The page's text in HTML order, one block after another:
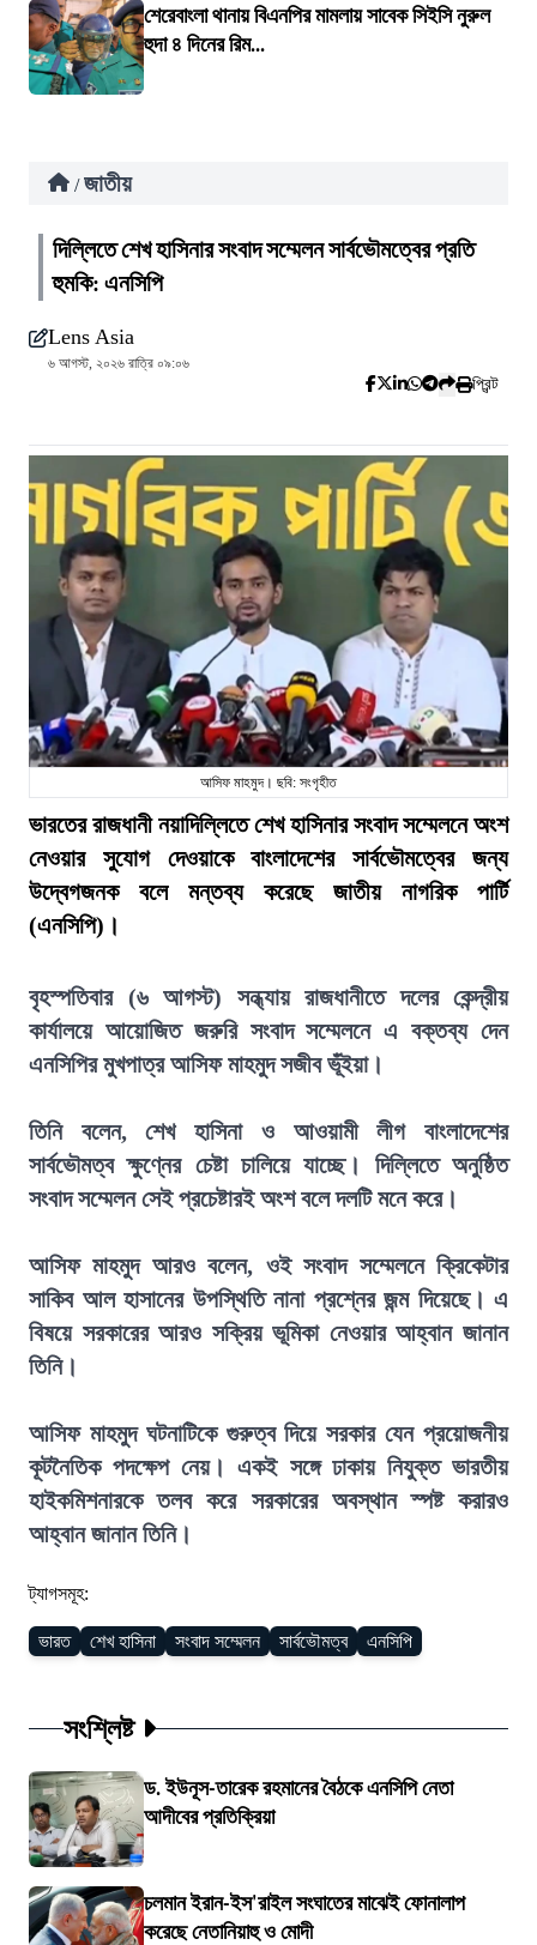
শেরেবাংলা থানায় বিএনপির মামলায় সাবেক সিইসি নুরুল
হুদা ৪ দিনের রিম...
/ জাতীয়
দিল্লিতে শেখ হাসিনার সংবাদ সম্মেলন সার্বভৌমত্বের প্রতি
হুমকি: এনসিপি
Lens Asia
৬ আগস্ট, ২০২৬ রাত্রি ০৯:০৬
প্রিন্ট
আসিফ মাহমুদ। ছবি: সংগৃহীত
ভারতের রাজধানী নয়াদিল্লিতে শেখ হাসিনার সংবাদ সম্মেলনে অংশ
নেওয়ার সুযোগ দেওয়াকে বাংলাদেশের সার্বভৌমত্বের জন্য
উদ্বেগজনক বলে মন্তব্য করেছে জাতীয় নাগরিক পার্টি
(এনসিপি)।
বৃহস্পতিবার (৬ আগস্ট) সন্ধ্যায় রাজধানীতে দলের কেন্দ্রীয়
কার্যালয়ে আয়োজিত জরুরি সংবাদ সম্মেলনে এ বক্তব্য দেন
এনসিপির মুখপাত্র আসিফ মাহমুদ সজীব ভূঁইয়া।
তিনি বলেন, শেখ হাসিনা ও আওয়ামী লীগ বাংলাদেশের
সার্বভৌমত্ব ক্ষুণ্নের চেষ্টা চালিয়ে যাচ্ছে। দিল্লিতে অনুষ্ঠিত
সংবাদ সম্মেলন সেই প্রচেষ্টারই অংশ বলে দলটি মনে করে।
আসিফ মাহমুদ আরও বলেন, ওই সংবাদ সম্মেলনে ক্রিকেটার
সাকিব আল হাসানের উপস্থিতি নানা প্রশ্নের জন্ম দিয়েছে। এ
বিষয়ে সরকারের আরও সক্রিয় ভূমিকা নেওয়ার আহ্বান জানান
তিনি।
আসিফ মাহমুদ ঘটনাটিকে গুরুত্ব দিয়ে সরকার যেন প্রয়োজনীয়
কূটনৈতিক পদক্ষেপ নেয়। একই সঙ্গে ঢাকায় নিযুক্ত ভারতীয়
হাইকমিশনারকে তলব করে সরকারের অবস্থান স্পষ্ট করারও
আহ্বান জানান তিনি।
ট্যাগসমূহ:
ভারত শেখ হাসিনা সংবাদ সম্মেলন সার্বভৌমত্ব এনসিপি
সংশ্লিষ্ট
ড. ইউনূস-তারেক রহমানের বৈঠকে এনসিপি নেতা
আদীবের প্রতিক্রিয়া
চলমান ইরান-ইস'রাইল সংঘাতের মাঝেই ফোনালাপ
করেছে নেতানিয়াহু ও মোদী